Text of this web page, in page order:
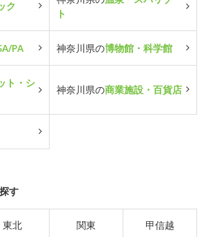
ク
ト
PA 神奈川県の博物館・科学館
ト・シ
神奈川県の商業施設・百貨店
す
東北 関東 甲信越